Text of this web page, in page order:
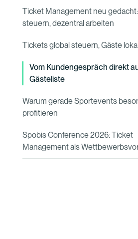
Ticket Management neu gedacht:
steuern, dezentral arbeiten
Tickets global steuern, Gäste
Vom Kundengespräch direkt
Gästeliste
Warum gerade Sportevents
profitieren
Spobis Conference 2026: Ticket
Management als